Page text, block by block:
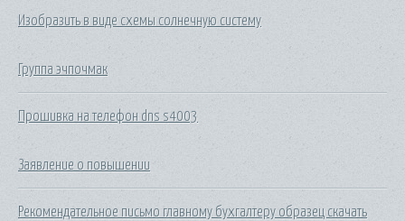
Изобразить в виде схемы солнечную систему
Группа эчпочмак
Прошивка на телефон dns s4003
Заявление о повышении
Рекомендательное письмо главному бухгалтеру образец скачать